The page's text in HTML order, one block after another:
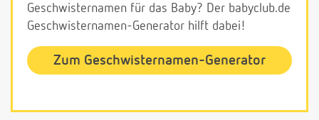
Geschwisternamen für das Baby? Der babyclub.de
Geschwisternamen-Generator hilft dabei!
Zum Geschwisternamen-Generator